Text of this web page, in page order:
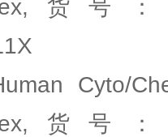
货号
Cyto/
货号